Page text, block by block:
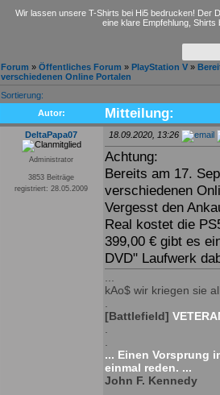
Wir lassen unsere T-Shirts bei Hi5 bedrucken! Der
eine klare Empfehlung,
Forum » Öffentliches Forum » PlayStation V »
verschiedenen Online Portalen
Sortierung:
Autor:
Mitteilung:
DeltaPapa07
Administrator
3853 Beiträge
registriert: 28.05.2009
18.09.2020, 13:26
Achtung:
Bereits am 17.
verschiedenen
Vergesst den
Real kostet die
399,00 € gibt es
DVD" Laufwerk
kAo$ wir kriegen sie
[Battlefield]
... Einen Vorsprung
einmal reden. ...
John F. Kennedy